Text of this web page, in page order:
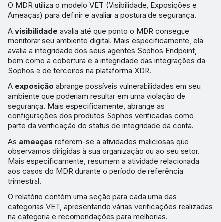
O MDR utiliza o modelo VET (Visibilidade, Exposições e
Ameaças) para definir e avaliar a postura de segurança.
A visibilidade avalia até que ponto o MDR consegue
monitorar seu ambiente digital. Mais especificamente, ela
avalia a integridade dos seus agentes Sophos Endpoint,
bem como a cobertura e a integridade das integrações da
Sophos e de terceiros na plataforma XDR.
A exposição abrange possíveis vulnerabilidades em seu
ambiente que poderiam resultar em uma violação de
segurança. Mais especificamente, abrange as
configurações dos produtos Sophos verificadas como
parte da verificação do status de integridade da conta.
As ameaças referem-se a atividades maliciosas que
observamos dirigidas à sua organização ou ao seu setor.
Mais especificamente, resumem a atividade relacionada
aos casos do MDR durante o período de referência
trimestral.
O relatório contém uma seção para cada uma das
categorias VET, apresentando várias verificações realizadas
na categoria e recomendações para melhorias.